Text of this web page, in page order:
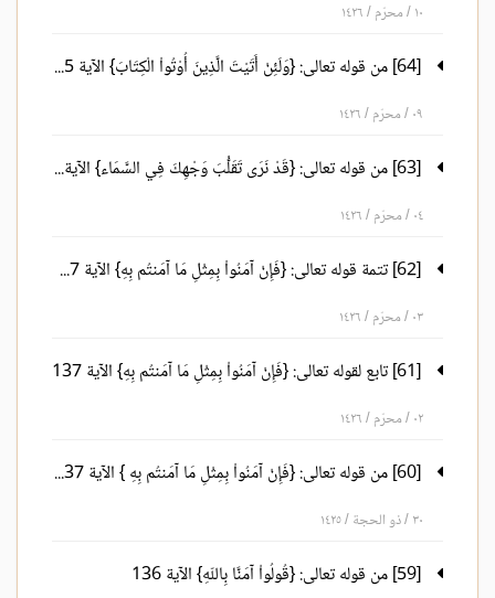
١٠ / محرّم / ١٤٢٦
[64] من قوله تعالى: {وَلَئِنْ أَتَيْتَ الَّذِينَ أُوْتُواْ الْكِتَابَ} الآية 145إلى قوله تعالى: {إِنَّ اللّهَ عَلَى كُلِّ شَيْءٍ قَدِيرٌ} الآية 148
٠٩ / محرّم / ١٤٢٦
[63] من قوله تعالى: {قَدْ نَرَى تَقَلُّبَ وَجْهِكَ فِي السَّمَاء} الآية 144
٠٤ / محرّم / ١٤٢٦
[62] تتمة قوله تعالى: {فَإِنْ آمَنُواْ بِمِثْلِ مَا آمَنتُم بِهِ} الآية 137
٠٣ / محرّم / ١٤٢٦
[61] تابع لقوله تعالى: {فَإِنْ آمَنُواْ بِمِثْلِ مَا آمَنتُم بِهِ} الآية 137
٠٢ / محرّم / ١٤٢٦
[60] من قوله تعالى: {فَإِنْ آمَنُواْ بِمِثْلِ مَا آمَنتُم بِهِ } الآية 137 إلى قوله تعالى: {إِنَّ اللّهَ بِالنَّاسِ لَرَؤُوفٌ رَّحِيمٌ}
٣٠ / ذو الحجة / ١٤٢٥
[59] من قوله تعالى: {قُولُواْ آمَنَّا بِاللّهِ} الآية 136